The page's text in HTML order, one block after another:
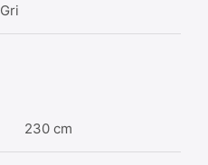
Gri
230 cm